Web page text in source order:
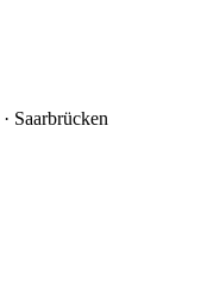
· Saarbrücken